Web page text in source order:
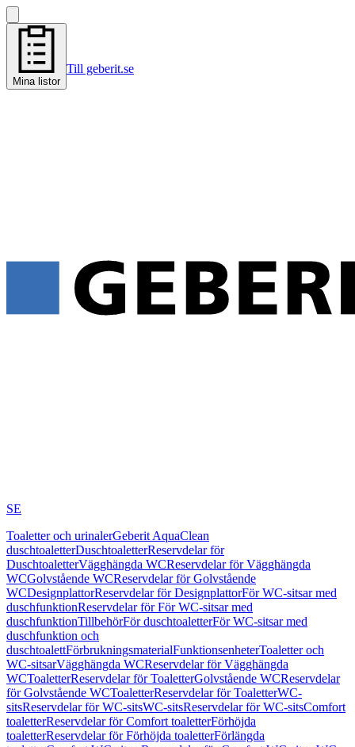
Mina listor
Till geberit.se
SE
Toaletter och urinalerGeberit AquaClean
duschtoaletterDuschtoaletterReservdelar för
DuschtoaletterVägghängda WCReservdelar för Vägghängda
WCGolvstående WCReservdelar för Golvstående
WCDesignplattorReservdelar för DesignplattorFör WC-sitsar med
duschfunktionReservdelar för För WC-sitsar med
duschfunktionTillbehörFör duschtoaletterFör WC-sitsar med
duschfunktion och
duschtoalettFörbrukningsmaterialFunktionsenheterToaletter och
WC-sitsarVägghängda WCReservdelar för Vägghängda
WCToaletterReservdelar för ToaletterGolvstående WCReservdelar
för Golvstående WCToaletterReservdelar för ToaletterWC-
sitsReservdelar för WC-sitsWC-sitsReservdelar för WC-sitsComfort
toaletterReservdelar för Comfort toaletterFörhöjda
toaletterReservdelar för Förhöjda toaletterFörlängda